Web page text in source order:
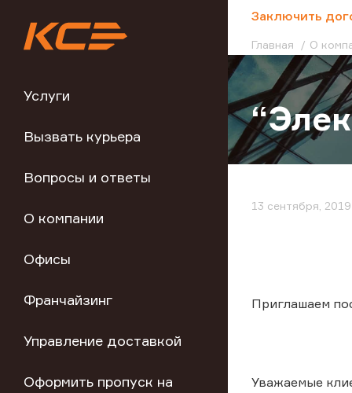
Услуги
Вызвать курьера
Вопросы и ответы
О компании
Офисы
Франчайзинг
Управление доставкой
Оформить пропуск на
Заключить
Главная О
13 сентября, 2019
Приглашаем
Уважаемые